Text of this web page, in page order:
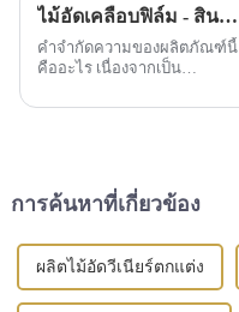
ไม้อัดเคลือบฟิล์ม - สินค้าชิ้นนี้คืออะไร?
คำจำกัดความของผลิตภัณฑ์นี้
คืออะไร เนื่องจากเป็น
ไม้อัดเคลือบฟิล์มจึงมอบความ
เป็น...
การค้นหาที่เกี่ยวข้อง
ผลิตไม้อัดวีเนียร์ตกแต่ง